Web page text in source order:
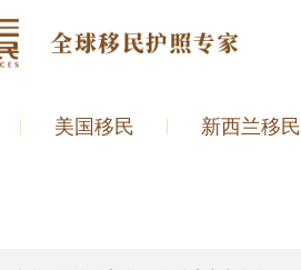
美国移民 新西兰移民